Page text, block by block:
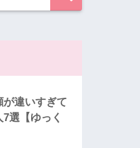
が違いすぎて
選【ゆっく